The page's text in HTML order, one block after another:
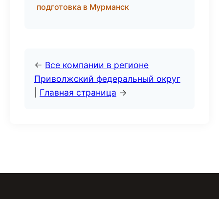
подготовка в Мурманск
← Все компании в регионе
Приволжский федеральный округ
Главная страница →